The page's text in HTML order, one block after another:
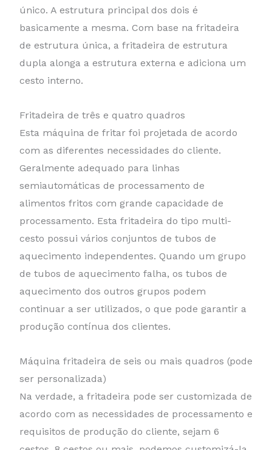
único. A estrutura principal dos dois é
basicamente a mesma. Com base na fritadeira
de estrutura única, a fritadeira de estrutura
dupla alonga a estrutura externa e adiciona um
cesto interno.
Fritadeira de três e quatro quadros
Esta máquina de fritar foi projetada de acordo
com as diferentes necessidades do cliente.
Geralmente adequado para linhas
semiautomáticas de processamento de
alimentos fritos com grande capacidade de
processamento. Esta fritadeira do tipo multi-
cesto possui vários conjuntos de tubos de
aquecimento independentes. Quando um grupo
de tubos de aquecimento falha, os tubos de
aquecimento dos outros grupos podem
continuar a ser utilizados, o que pode garantir a
produção contínua dos clientes.
Máquina fritadeira de seis ou mais quadros (pode
ser personalizada)
Na verdade, a fritadeira pode ser customizada de
acordo com as necessidades de processamento e
requisitos de produção do cliente, sejam 6